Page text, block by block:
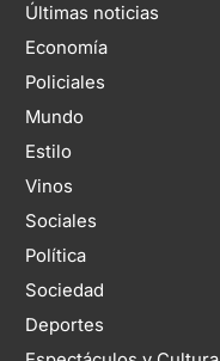
Últimas noticias
Economía
Policiales
Mundo
Estilo
Vinos
Sociales
Política
Sociedad
Deportes